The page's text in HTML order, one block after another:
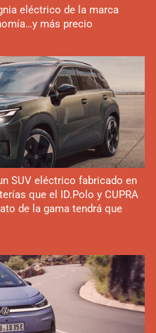
eléctrico de la marca
más precio
SUV eléctrico fabricado en
que el ID.Polo y CUPRA
de la gama tendrá que